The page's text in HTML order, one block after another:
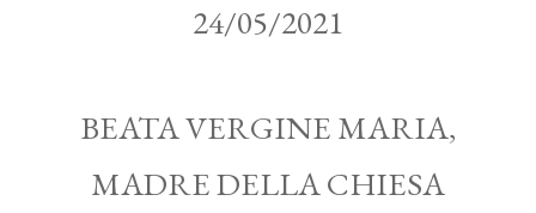
24/05/2021
BEATA VERGINE MARIA,
MADRE DELLA CHIESA